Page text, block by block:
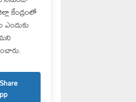
కేంద్రంలో
ఎందుకు